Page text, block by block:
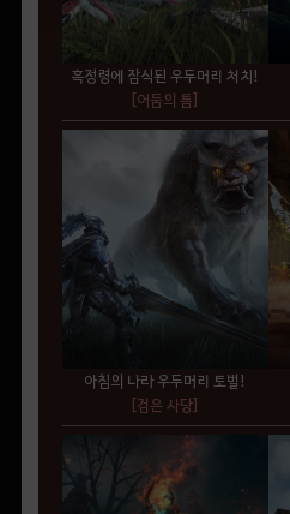
흑정령에 잠식된 우두머리 처치!
[어둠의 틈]
아침의 나라 우두머리 토벌!
[검은 사당]